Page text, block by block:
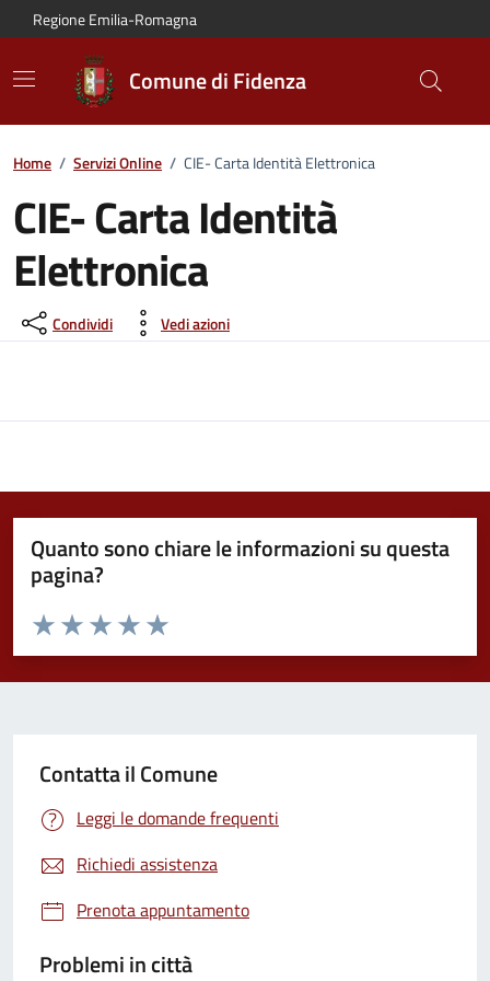
Vai al contenuto principale
Vai alla navigazione del sito
Vai al piede di pagina
Regione Emilia-Romagna
Comune di Fidenza
Home / Servizi Online / CIE- Carta Identità Elettronica
CIE- Carta Identità
Elettronica
Condividi Vedi azioni
Quanto sono chiare le informazioni su questa
pagina?
Valuta da 1 a 5 stelle la pagina
Valuta 5 stelle su 5
Valuta 4 stelle su 5
Valuta 3 stelle su 5
Valuta 2 stelle su 5
Valuta 1 stelle su 5
Contatta il Comune
Leggi le domande frequenti
Richiedi assistenza
Prenota appuntamento
Problemi in città